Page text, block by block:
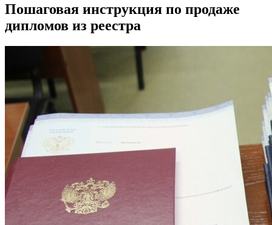
Пошаговая инструкция по продаже
дипломов из реестра